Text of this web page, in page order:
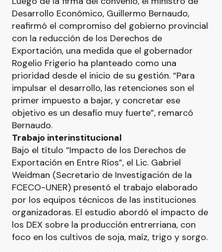
Desarrollo Económico, Guillermo Bernaudo,
reafirmó el compromiso del gobierno provincial
con la reducción de los Derechos de
Exportación, una medida que el gobernador
Rogelio Frigerio ha planteado como una
prioridad desde el inicio de su gestión. “Para
impulsar el desarrollo, las retenciones son el
primer impuesto a bajar, y concretar ese
objetivo es un desafío muy fuerte”, remarcó
Bernaudo.
Trabajo interinstitucional
Bajo el título “Impacto de los Derechos de
Exportación en Entre Ríos”, el Lic. Gabriel
Weidman (Secretario de Investigación de la
FCECO-UNER) presentó el trabajo elaborado
por los equipos técnicos de las instituciones
organizadoras. El estudio abordó el impacto de
los DEX sobre la producción entrerriana, con
foco en los cultivos de soja, maíz, trigo y sorgo.